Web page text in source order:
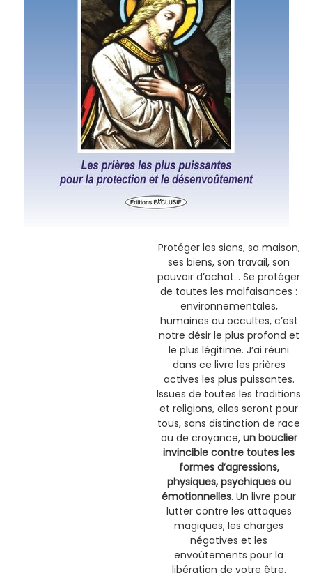
Protéger les siens, sa maison,
ses biens, son travail, son
pouvoir d’achat… Se protéger
de toutes les malfaisances :
environnementales,
humaines ou occultes, c’est
notre désir le plus profond et
le plus légitime. J’ai réuni
dans ce livre les prières
actives les plus puissantes.
Issues de toutes les traditions
et religions, elles seront pour
tous, sans distinction de race
ou de croyance, un bouclier
invincible contre toutes les
formes d’agressions,
physiques, psychiques ou
émotionnelles. Un livre pour
lutter contre les attaques
magiques, les charges
négatives et les
envoûtements pour la
libération de votre être.